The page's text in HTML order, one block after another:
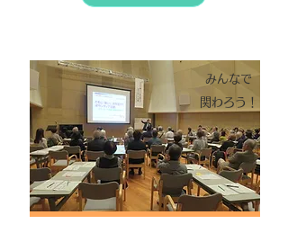
みんなで
​関わろう！